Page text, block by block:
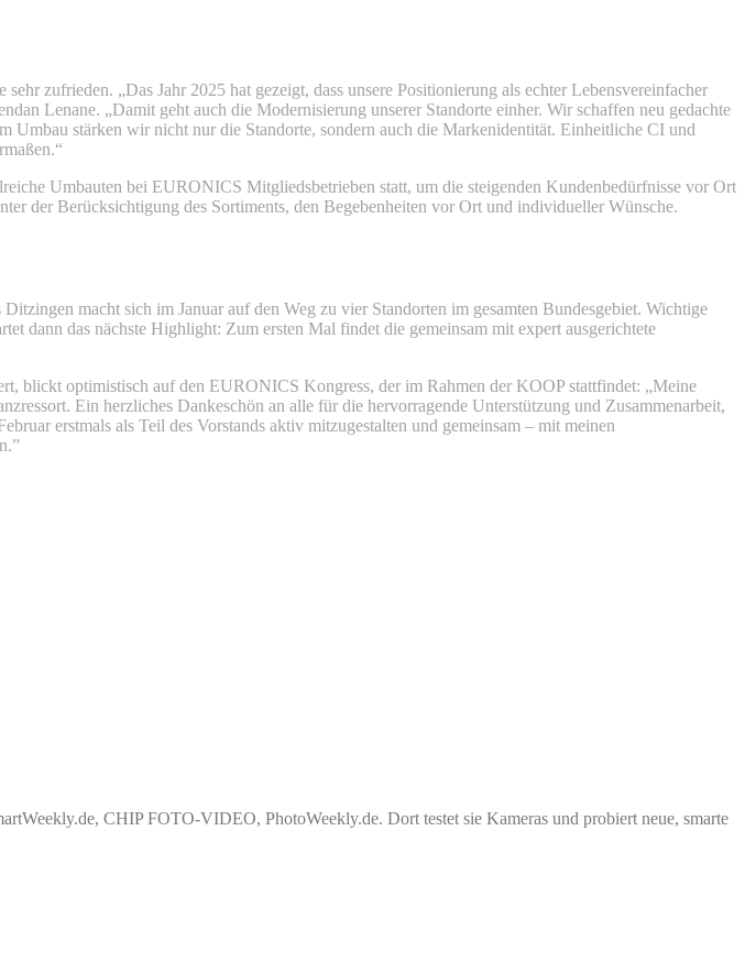
zufrieden. „Das Jahr 2025 hat gezeigt, dass unsere Positionierung als echter Lebensvereinfacher
Lenane. „Damit geht auch die Modernisierung unserer Standorte einher. Wir schaffen neu gedachte
stärken wir nicht nur die Standorte, sondern auch die Markenidentität. Einheitliche CI und
Umbauten bei EURONICS Mitgliedsbetrieben statt, um die steigenden Kundenbedürfnisse vor Ort
der Berücksichtigung des Sortiments, den Begebenheiten vor Ort und individueller Wünsche.
macht sich im Januar auf den Weg zu vier Standorten im gesamten Bundesgebiet. Wichtige
dann das nächste Highlight: Zum ersten Mal findet die gemeinsam mit expert ausgerichtete
blickt optimistisch auf den EURONICS Kongress, der im Rahmen der KOOP stattfindet: „Meine
Ein herzliches Dankeschön an alle für die hervorragende Unterstützung und Zusammenarbeit,
erstmals als Teil des Vorstands aktiv mitzugestalten und gemeinsam – mit meinen
CHIP FOTO-VIDEO, PhotoWeekly.de. Dort testet sie Kameras und probiert neue, smarte